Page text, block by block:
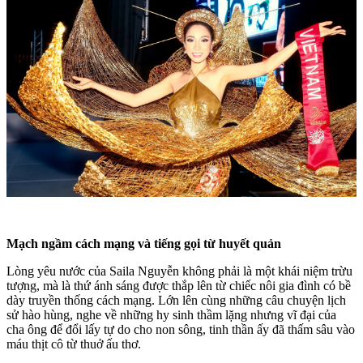
Mạch ngầm cách mạng và tiếng gọi từ huyết quản
Lòng yêu nước của Saila Nguyễn không phải là một khái niệm trừu
tượng, mà là thứ ánh sáng được thắp lên từ chiếc nôi gia đình có bề
dày truyền thống cách mạng. Lớn lên cùng những câu chuyện lịch
sử hào hùng, nghe về những hy sinh thầm lặng nhưng vĩ đại của
cha ông để đổi lấy tự do cho non sông, tinh thần ấy đã thấm sâu vào
máu thịt cô từ thuở ấu thơ.